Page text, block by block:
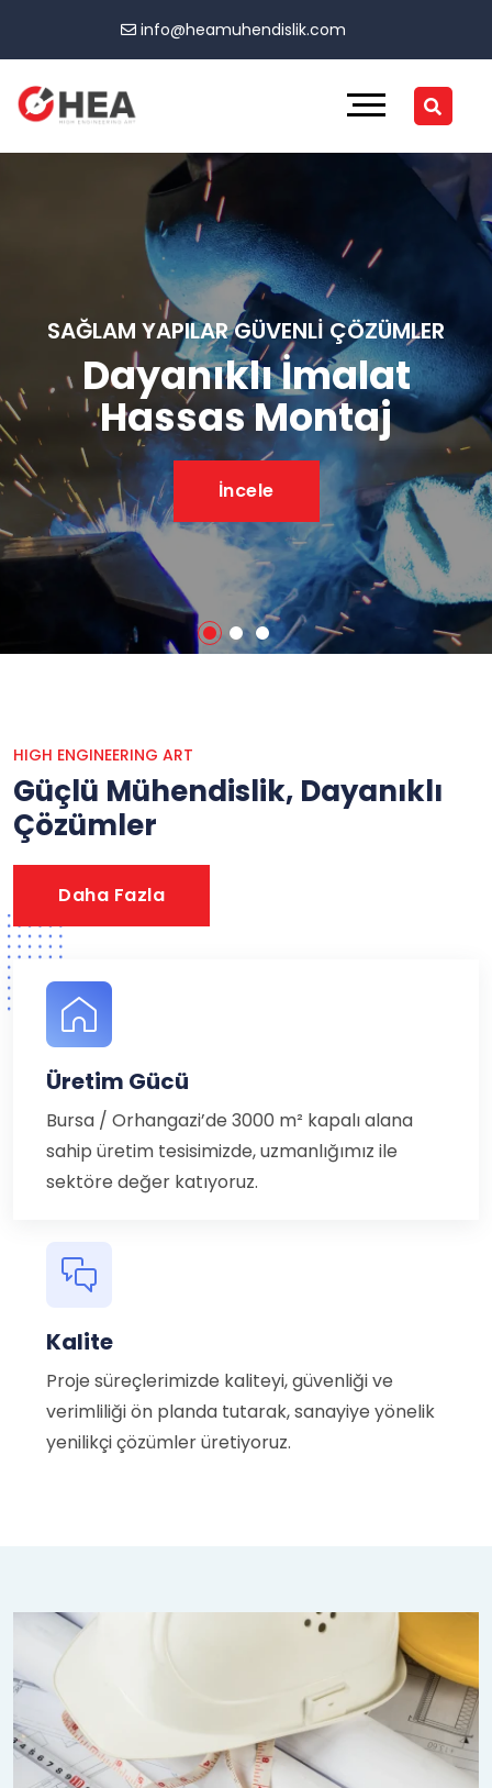
info@heamuhendislik.com
SAĞLAM YAPILAR GÜVENLI ÇÖZÜMLER
Dayanıklı İmalat
Hassas Montaj
İncele
HIGH ENGINEERING ART
Güçlü Mühendislik, Dayanıklı
Çözümler
Daha Fazla
Üretim Gücü
Bursa / Orhangazi’de 3000 m² kapalı alana
sahip üretim tesisimizde, uzmanlığımız ile
sektöre değer katıyoruz.
Kalite
Proje süreçlerimizde kaliteyi, güvenliği ve
verimliliği ön planda tutarak, sanayiye yönelik
yenilikçi çözümler üretiyoruz.